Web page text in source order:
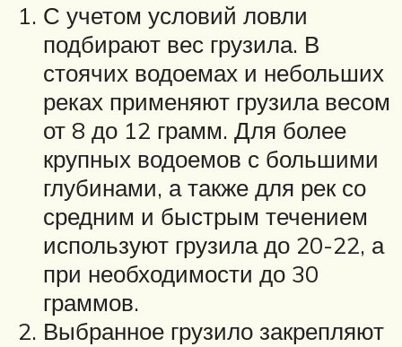
С учетом условий ловли
подбирают вес грузила. В
стоячих водоемах и небольших
реках применяют грузила весом
от 8 до 12 грамм. Для более
крупных водоемов с большими
глубинами, а также для рек со
средним и быстрым течением
используют грузила до 20-22, а
при необходимости до 30
граммов.
Выбранное грузило закрепляют